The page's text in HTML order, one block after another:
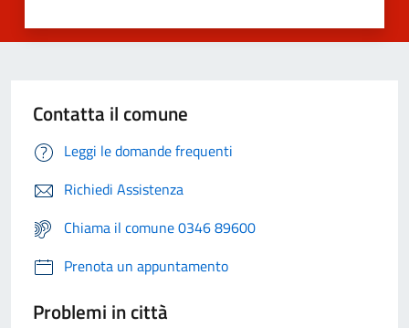
Contatta il comune
Leggi le domande frequenti
Richiedi Assistenza
Chiama il comune 0346 89600
Prenota un appuntamento
Problemi in città